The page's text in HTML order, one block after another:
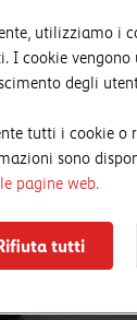
utilizziamo i
I cookie
degli
tutti i cookie
sono
pagine web.
tutti